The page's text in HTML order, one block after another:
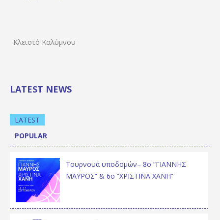
Κλειστό Καλύμνου
LATEST NEWS
LATEST
POPULAR
Τουρνουά υποδομών– 8ο “ΓΙΑΝΝΗΣ
ΜΑΥΡΟΣ” & 6ο “ΧΡΙΣΤΙΝΑ ΧΑΝΗ”